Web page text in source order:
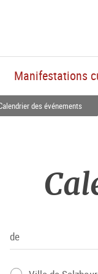
Manifestations
des événements
de